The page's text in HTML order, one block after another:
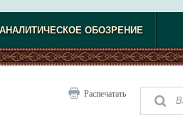
АНАЛИТИЧЕСКОЕ ОБОЗРЕНИЕ
Распечатать